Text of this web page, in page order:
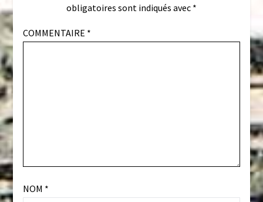
obligatoires sont indiqués avec *
COMMENTAIRE *
NOM *